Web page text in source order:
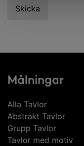
Målningar
Alla Tavlor
Abstrakt Tavlor
Grupp Tavlor
Tavlor med motiv